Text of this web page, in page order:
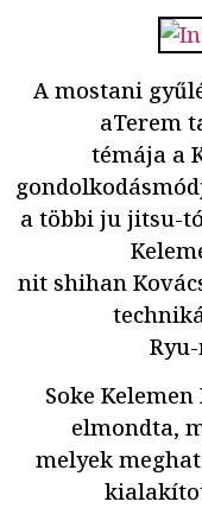
A mostani
aTerem
témája a
a többi ju jitsu-
nit shihan
Soke
elmondta,
melyek